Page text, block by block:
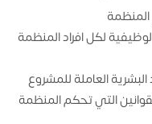
لكل افراد المنظمة
العاملة للمشروع
التي تحكم المنظمة